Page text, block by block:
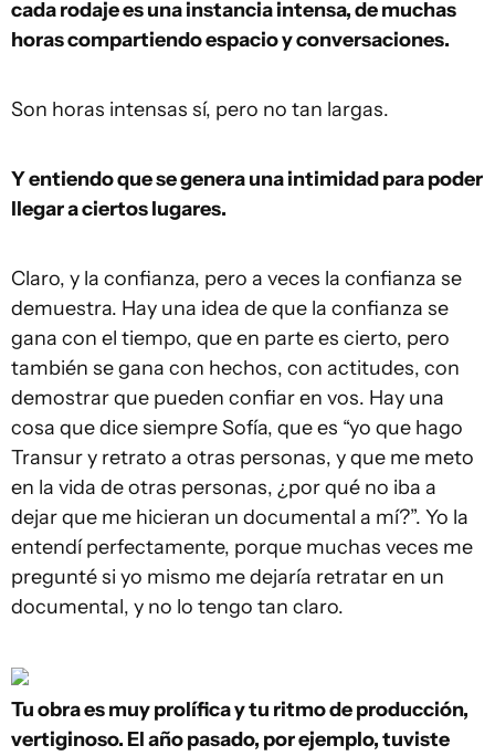
cada rodaje es una instancia intensa, de muchas
horas compartiendo espacio y conversaciones.
Son horas intensas sí, pero no tan largas.
Y entiendo que se genera una intimidad para poder
llegar a ciertos lugares.
Claro, y la confianza, pero a veces la confianza se
demuestra. Hay una idea de que la confianza se
gana con el tiempo, que en parte es cierto, pero
también se gana con hechos, con actitudes, con
demostrar que pueden confiar en vos. Hay una
cosa que dice siempre Sofía, que es “yo que hago
Transur y retrato a otras personas, y que me meto
en la vida de otras personas, ¿por qué no iba a
dejar que me hicieran un documental a mí?”. Yo la
entendí perfectamente, porque muchas veces me
pregunté si yo mismo me dejaría retratar en un
documental, y no lo tengo tan claro.
Tu obra es muy prolífica y tu ritmo de producción,
vertiginoso. El año pasado, por ejemplo, tuviste